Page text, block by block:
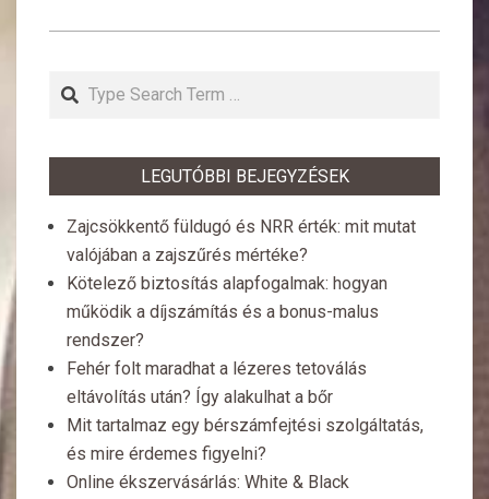
Search
LEGUTÓBBI BEJEGYZÉSEK
Zajcsökkentő füldugó és NRR érték: mit mutat
valójában a zajszűrés mértéke?
Kötelező biztosítás alapfogalmak: hogyan
működik a díjszámítás és a bonus-malus
rendszer?
Fehér folt maradhat a lézeres tetoválás
eltávolítás után? Így alakulhat a bőr
Mit tartalmaz egy bérszámfejtési szolgáltatás,
és mire érdemes figyelni?
Online ékszervásárlás: White & Black